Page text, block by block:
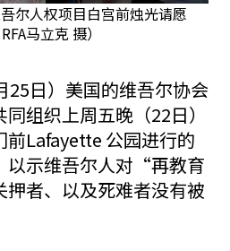
尔人权项目白宫前烛光请愿
RFA马立克 摄）
25日）美国的维吾尔协会
组织上周五晚（22日）
前Lafayette 公园进行的
以示维吾尔人对“再教育
者、以及死难者没有被